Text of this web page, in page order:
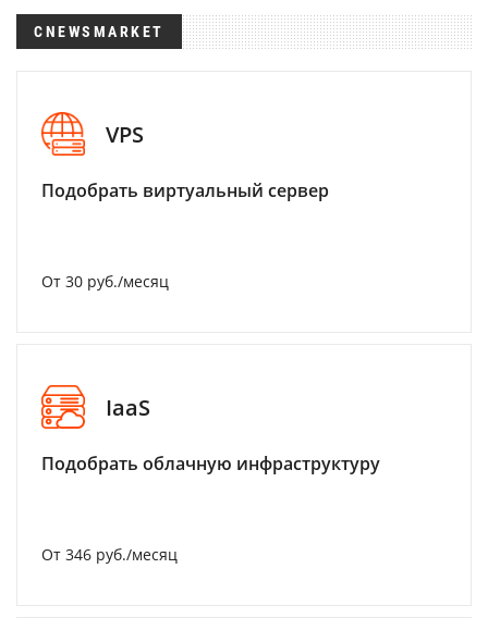
CNEWSMARKET
VPS
Подобрать виртуальный сервер
От 30 руб./месяц
IaaS
Подобрать облачную инфраструктуру
От 346 руб./месяц